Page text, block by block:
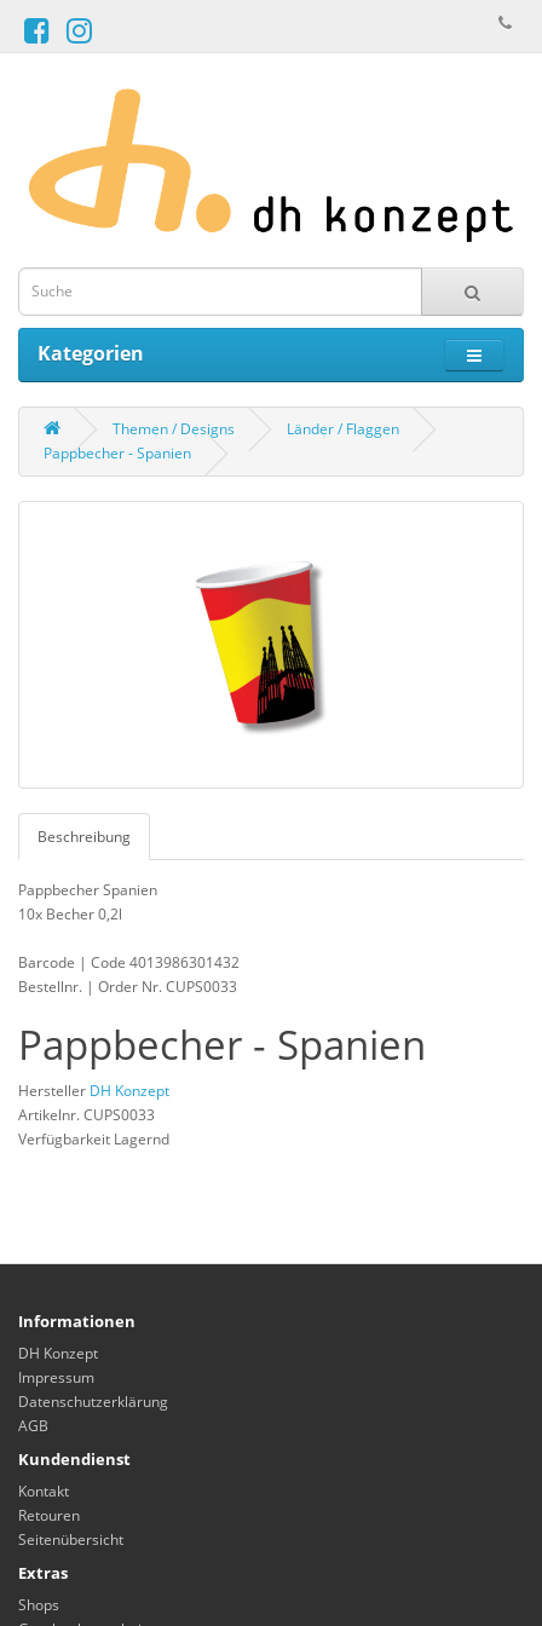
Kategorien
Themen / Designs
Länder / Flaggen
Pappbecher - Spanien
Beschreibung
Pappbecher Spanien
10x Becher 0,2l
Barcode | Code 4013986301432
Bestellnr. | Order Nr. CUPS0033
Pappbecher - Spanien
Hersteller DH Konzept
Artikelnr. CUPS0033
Verfügbarkeit Lagernd
Informationen
DH Konzept
Impressum
Datenschutzerklärung
AGB
Kundendienst
Kontakt
Retouren
Seitenübersicht
Extras
Shops